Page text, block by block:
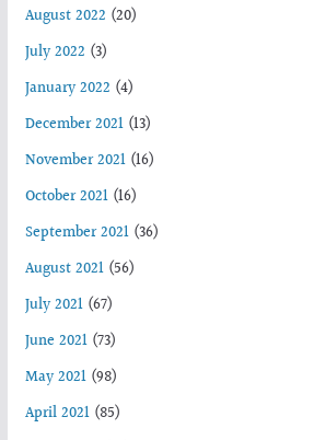
August 2022 (20)
July 2022 (3)
January 2022 (4)
December 2021(13)
November 2021(16)
October 2021(16)
September 2021(36)
August 2021(56)
July 2021(67)
June 2021(73)
May 2021(98)
April 2021(85)